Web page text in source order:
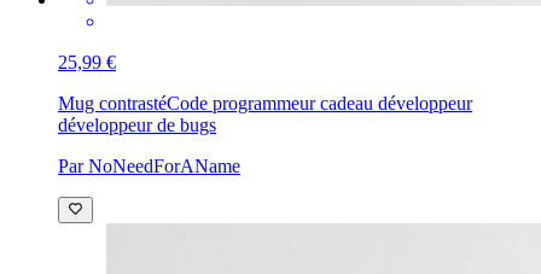
25,99 €
Mug contrastéCode programmeur cadeau développeur
développeur de bugs
Par NoNeedForAName